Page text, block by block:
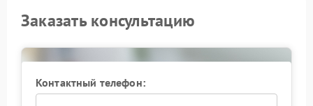
Заказать консультацию
Контактный телефон: